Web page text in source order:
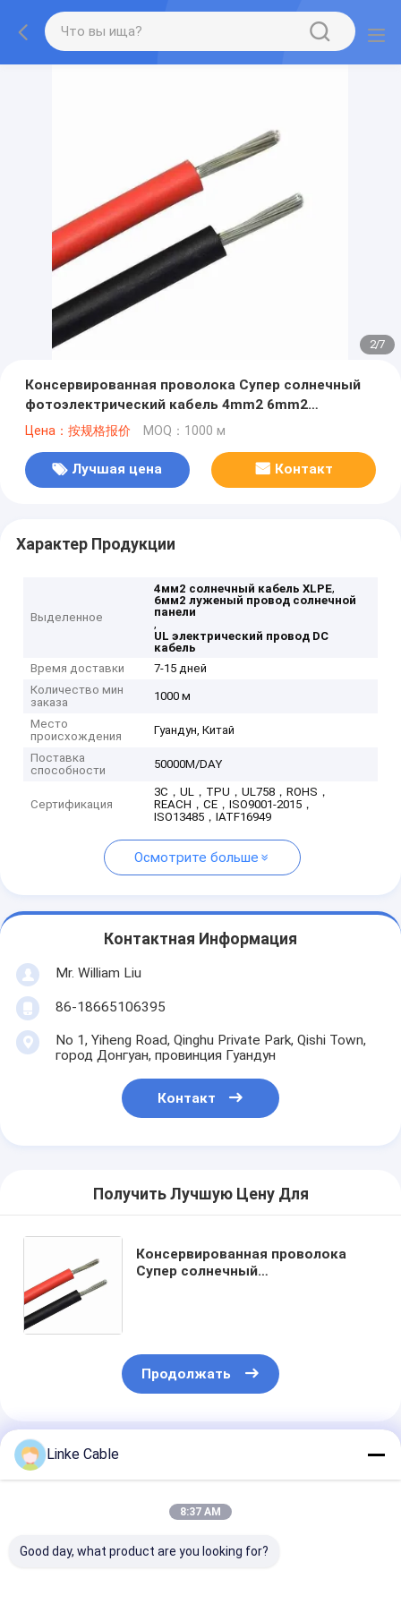
2/7
Консервированная проволока Супер солнечный
фотоэлектрический кабель 4mm2 6mm2
постоянный кабель XLPE для солнечной панели
Цена：按规格报价 MOQ：1000 м
Лучшая цена Контакт
Характер Продукции
Выделенное
4мм2 солнечный кабель XLPE,
6мм2 луженый провод солнечной
панели
,
UL электрический провод DC
кабель
Время доставки
7-15 дней
Количество мин
заказа
1000 м
Место
происхождения
Гуандун, Китай
Поставка
способности
50000M/DAY
Сертификация
3C，UL，TPU，UL758，ROHS，
REACH，CE，ISO9001-2015，
ISO13485，IATF16949
Осмотрите больше
Контактная Информация
Mr. William Liu
86-18665106395
No 1, Yiheng Road, Qinghu Private Park, Qishi Town,
город Донгуан, провинция Гуандун
Контакт
Получить Лучшую Цену Для
Консервированная проволока
Супер солнечный
Продолжать
Порекомендованные Продукты
Linke Cable
8:37 AM
Good day, what product are you looking for?